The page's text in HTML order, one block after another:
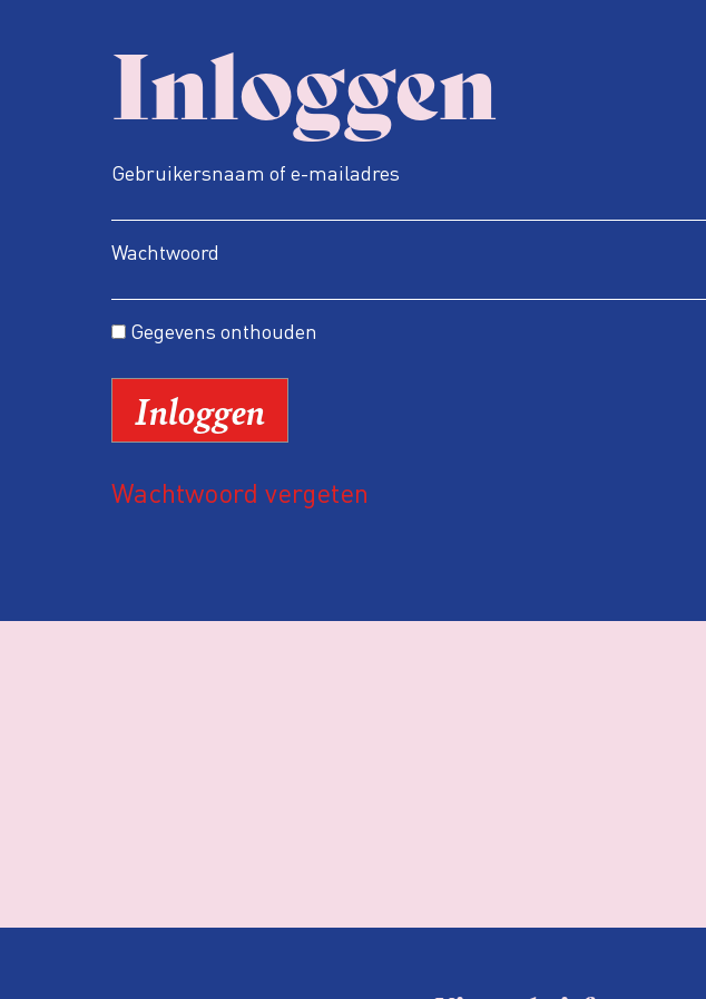
Inloggen
Gebruikersnaam of e-mailadres
Wachtwoord
Gegevens onthouden
Wachtwoord vergeten